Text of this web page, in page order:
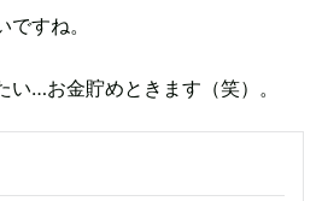
すね。
い…お金貯めときます（笑）。